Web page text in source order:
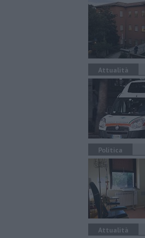
Attualità
Politica
Attualità